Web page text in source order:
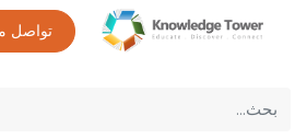
تواصل